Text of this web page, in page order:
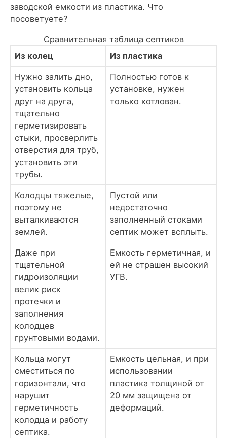
заводской емкости из пластика. Что
посоветуете?
Сравнительная таблица септиков
Из колец
Из пластика
Нужно залить дно,
установить кольца
друг на друга,
тщательно
герметизировать
стыки, просверлить
отверстия для труб,
установить эти
трубы.
Полностью готов к
установке, нужен
только котлован.
Колодцы тяжелые,
поэтому не
выталкиваются
землей.
Пустой или
недостаточно
заполненный стоками
септик может всплыть.
Даже при
тщательной
гидроизоляции
велик риск
протечки и
заполнения
колодцев
грунтовыми водами.
Емкость герметичная, и
ей не страшен высокий
УГВ.
Кольца могут
сместиться по
горизонтали, что
нарушит
герметичность
колодца и работу
септика.
Емкость цельная, и при
использовании
пластика толщиной от
20 мм защищена от
деформаций.